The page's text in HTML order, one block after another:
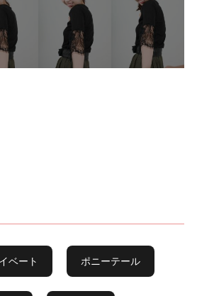
ベート ポニーテール